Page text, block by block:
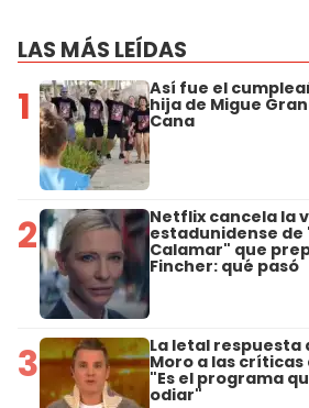
LAS MÁS LEÍDAS
1 Así fue el
hija de Migue
Cana
2 Netflix cancela la
estadunidense de
Calamar" que
Fincher: qué pasó
3 La letal respuesta
Moro a las críticas
"Es el programa
odiar"